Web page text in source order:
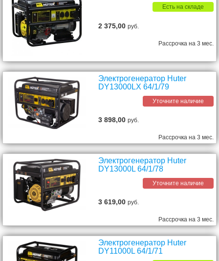
Есть на складе
2 375,00руб.
Рассрочка на 3 мес.
Электрогенератор Huter
DY13000LX 64/1/79
Уточните наличие
3 898,00руб.
Рассрочка на 3 мес.
Электрогенератор Huter
DY13000L 64/1/78
Уточните наличие
3 619,00руб.
Рассрочка на 3 мес.
Электрогенератор Huter
DY11000L 64/1/71